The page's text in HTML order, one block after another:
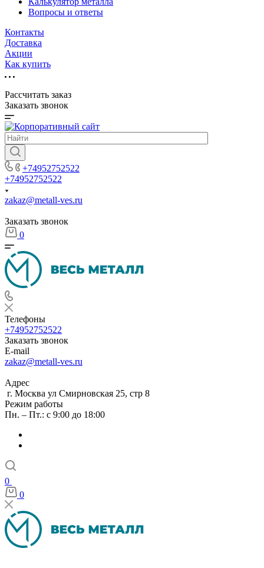
Вопросы и ответы
Контакты
Доставка
Акции
Как купить
Рассчитать заказ
Заказать звонок
+74952752522
+74952752522
zakaz@metall-ves.ru
Заказать звонок
0
Телефоны
+74952752522
Заказать звонок
E-mail
zakaz@metall-ves.ru
Адрес
г. Москва ул Смирновская 25, стр 8
Режим работы
Пн. – Пт.: с 9:00 до 18:00
0
0